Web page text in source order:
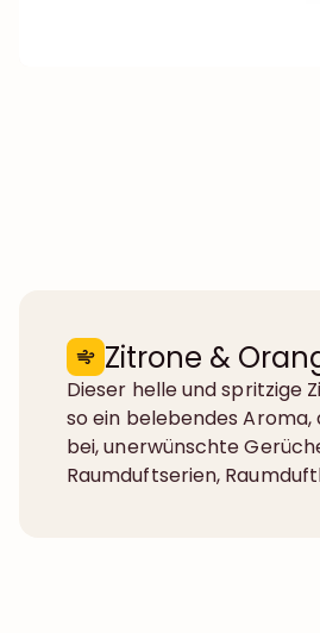
Zitrone &
Dieser helle und spritzige
so ein belebendes
bei, unerwünschte
Raumduftserien,